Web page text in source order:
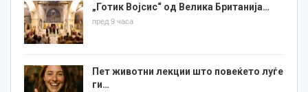
„Готик Војсис“ од Велика Британија…
пред 9 часа
Пет животни лекции што повеќето луѓе
ги…